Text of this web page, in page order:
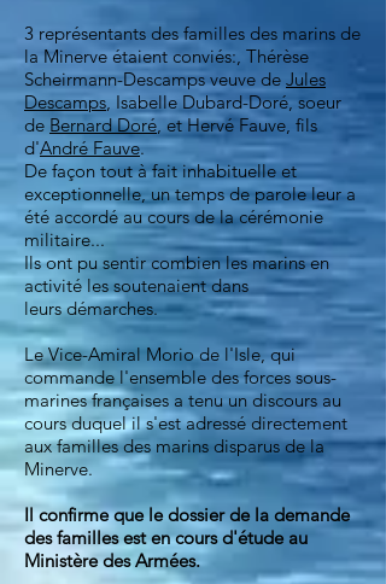
3 représentants des familles des marins de
la Minerve étaient conviés:, Thérèse
Scheirmann-Descamps veuve de Jules
Descamps, Isabelle Dubard-Doré, soeur
de Bernard Doré, et Hervé Fauve, fils
d'André Fauve.
De façon tout à fait inhabituelle et
exceptionnelle, un temps de parole leur a
été accordé au cours de la cérémonie
militaire...
Ils ont pu sentir combien les marins en
activité les soutenaient dans
leurs démarches.
Le Vice-Amiral Morio de l'Isle, qui
commande l'ensemble des forces sous-
marines françaises a tenu un discours au
cours duquel il s'est adressé directement
aux familles des marins disparus de la
Minerve.
Il confirme que le dossier de la demande
des familles est en cours d'étude au
Ministère des Armées.